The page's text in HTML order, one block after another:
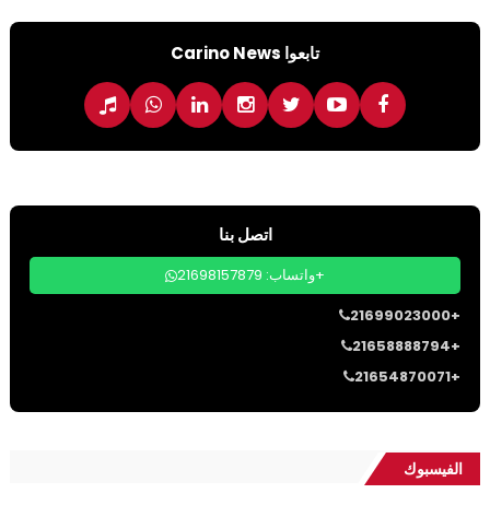
تابعوا Carino News
اتصل بنا
واتساب: 21698157879+
21699023000+
21658888794+
21654870071+
الفيسبوك